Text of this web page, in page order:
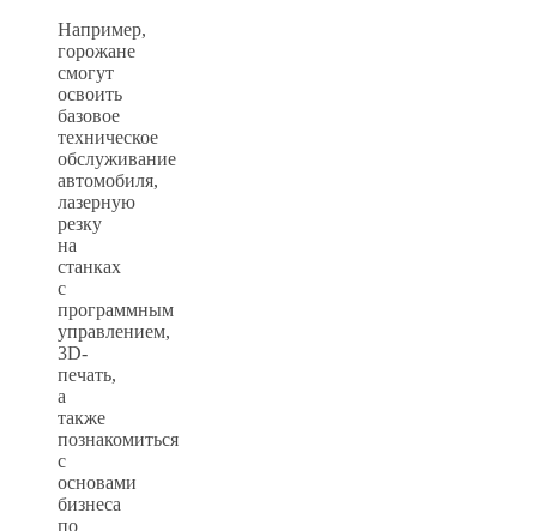
Например,
горожане
смогут
освоить
базовое
техническое
обслуживание
автомобиля,
лазерную
резку
на
станках
с
программным
управлением,
3D-
печать,
а
также
познакомиться
с
основами
бизнеса
по